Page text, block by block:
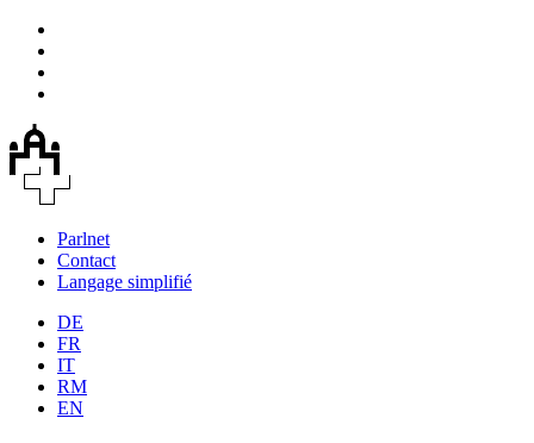
Parlnet
Contact
Langage simplifié
DE
FR
IT
RM
EN